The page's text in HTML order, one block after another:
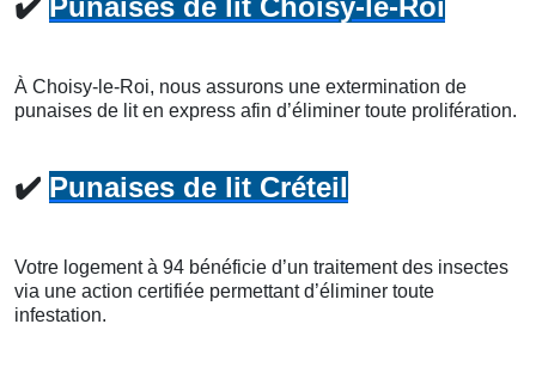
À Choisy-le-Roi, nous assurons une extermination de
punaises de lit en express afin d’éliminer toute prolifération.
✔️ Punaises de lit Créteil
Votre logement à 94 bénéficie d’un traitement des insectes
via une action certifiée permettant d’éliminer toute
infestation.